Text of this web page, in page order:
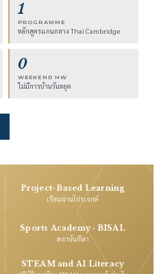
1
PROGRAMME
หลักสูตรแกนกลาง Thai Cambridge
0
WEEKEND HW
ไม่มีการบ้านวันหยุด
Project-Based Learning
เรียนผ่านโปรเจกต์
Sports Academy · BISAL
สถาบันกีฬา
STEAM and AI Literacy